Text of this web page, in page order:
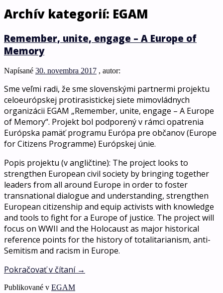
Archív kategorií: EGAM
Remember, unite, engage – A Europe of
Memory
Napísané 30. novembra 2017 , autor:
Sme veľmi radi, že sme slovenskými partnermi projektu
celoeurópskej protirasistickej siete mimovládnych
organizácii EGAM „Remember, unite, engage – A Europe
of Memory“. Projekt bol podporený v rámci opatrenia
Európska pamäť programu Európa pre občanov (Europe
for Citizens Programme) Európskej únie.
Popis projektu (v angličtine): The project looks to
strengthen European civil society by bringing together
leaders from all around Europe in order to foster
transnational dialogue and understanding, strengthen
European citizenship and equip activists with knowledge
and tools to fight for a Europe of justice. The project will
focus on WWII and the Holocaust as major historical
reference points for the history of totalitarianism, anti-
Semitism and racism in Europe.
Pokračovať v čítaní →
Publikované v EGAM